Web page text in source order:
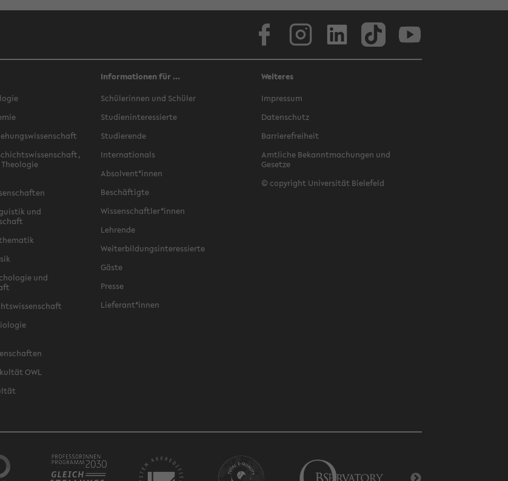
und
und
OWL
Informationen für ...
Schülerinnen und Schüler
Studieninteressierte
Studierende
Internationals
Absolvent*innen
Beschäftigte
Wissenschaftler*innen
Lehrende
Weiterbildungsinteressierte
Gäste
Presse
Lieferant*innen
Weiteres
Impressum
Datenschutz
Barrierefreiheit
Amtliche Bekanntmachungen und
Gesetze
© copyright Universität Bielefeld